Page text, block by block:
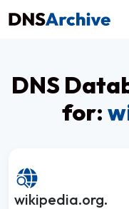
DNS
for:
wikipedia.org.